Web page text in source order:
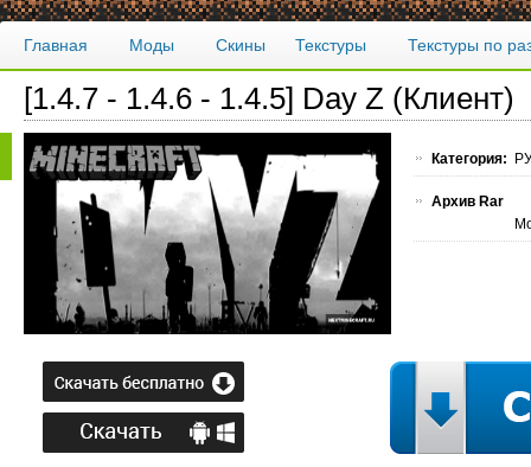
Главная Моды Скины Текстуры Текстуры по
[1.4.7 - 1.4.6 - 1.4.5] Day Z (Клиент)
Категория:
Архив Rar